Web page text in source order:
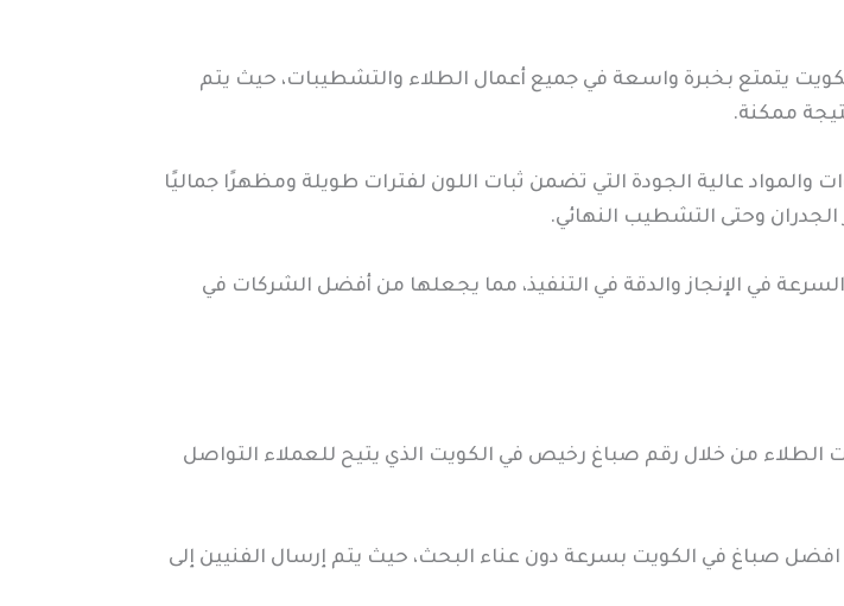
يتمتع بخبرة واسعة في جميع أعمال الطلاء والتشطيبات، حيث يتم
ممكنة.
عالية الجودة التي تضمن ثبات اللون لفترات طويلة ومظهرًا جماليًا
وحتى التشطيب النهائي.
في الإنجاز والدقة في التنفيذ، مما يجعلها من أفضل الشركات في
من خلال رقم صباغ رخيص في الكويت الذي يتيح للعملاء التواصل
صباغ في الكويت بسرعة دون عناء البحث، حيث يتم إرسال الفنيين إلى